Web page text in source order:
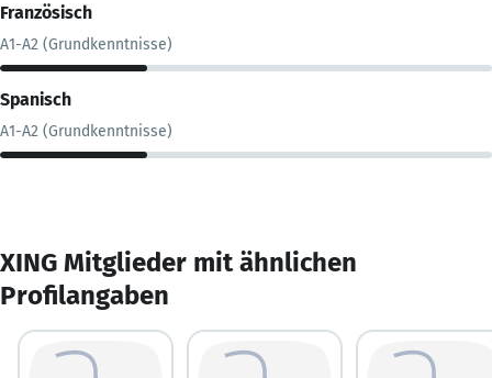
Französisch
A1-A2 (Grundkenntnisse)
Spanisch
A1-A2 (Grundkenntnisse)
XING Mitglieder mit ähnlichen
Profilangaben